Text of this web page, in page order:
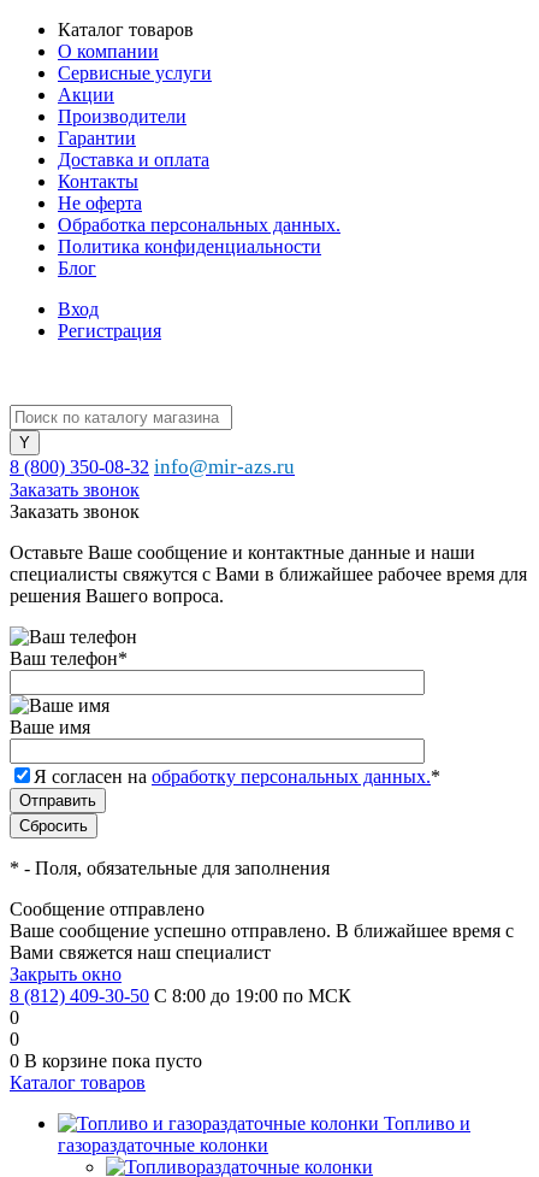
Каталог товаров
О компании
Сервисные услуги
Акции
Производители
Гарантии
Доставка и оплата
Контакты
Не оферта
Обработка персональных данных.
Политика конфиденциальности
Блог
Вход
Регистрация
8 (800) 350-08-32 info@mir-azs.ru
Заказать звонок
Заказать звонок
Оставьте Ваше сообщение и контактные данные и наши
специалисты свяжутся с Вами в ближайшее рабочее время для
решения Вашего вопроса.
Ваш телефон*
Ваше имя
Я согласен на обработку персональных данных.*
* - Поля, обязательные для заполнения
Сообщение отправлено
Ваше сообщение успешно отправлено. В ближайшее время с
Вами свяжется наш специалист
Закрыть окно
8 (812) 409-30-50 С 8:00 до 19:00 по МСК
0
0
0 В корзине пока пусто
Каталог товаров
Топливо и
газораздаточные колонки